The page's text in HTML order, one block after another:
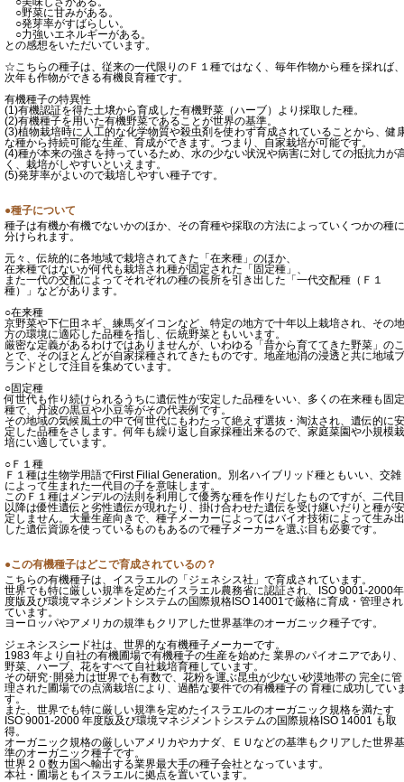
○野菜に甘みがある。
○発芽率がすばらしい。
○力強いエネルギーがある。
との感想をいただいています。
☆こちらの種子は、従来の一代限りのＦ１種ではなく、毎年作物から種を採れば、
次年も作物ができる有機良育種です。
有機種子の特異性
(1)有機認証を得た土壌から育成した有機野菜（ハーブ）より採取した種。
(2)有機種子を用いた有機野菜であることが世界の基準。
(3)植物栽培時に人工的な化学物質や殺虫剤を使わず育成されていることから、健
な種から持続可能な生産、育成ができます。つまり、自家栽培が可能です。
(4)種が本来の強さを持っているため、水の少ない状況や病害に対しての抵抗力が
く、栽培がしやすいといえます。
(5)発芽率がよいので栽培しやすい種子です。
●種子について
種子は有機か有機でないかのほか、その育種や採取の方法によっていくつかの種に
分けられます。
元々、伝統的に各地域で栽培されてきた「在来種」のほか、
在来種ではないが何代も栽培され種が固定された「固定種」、
また一代の交配によってそれぞれの種の長所を引き出した「一代交配種（Ｆ１
種）」などがあります。
○在来種
京野菜や下仁田ネギ、練馬ダイコンなど、特定の地方で十年以上栽培され、その地
方の環境に適応した品種を指し、伝統野菜ともいいます。
厳密な定義があるわけではありませんが、いわゆる「昔から育ててきた野菜」のこ
とで、そのほとんどが自家採種されてきたものです。地産地消の浸透と共に地域ブ
ランドとして注目を集めています。
○固定種
何世代も作り続けられるうちに遺伝性が安定した品種をいい、多くの在来種も固定
種で、丹波の黒豆や小豆等がその代表例です。
その地域の気候風土の中で何世代にもわたって絶えず選抜・淘汰され、遺伝的に安
定した品種をさします。何年も繰り返し自家採種出来るので、家庭菜園や小規模栽
培にい適しています。
○Ｆ１種
Ｆ１種は生物学用語でFirst Filial Generation。別名ハイブリッド種ともいい、交雑
によって生まれた一代目の子を意味します。
このＦ１種はメンデルの法則を利用して優秀な種を作りだしたものですが、二代目
以降は優性遺伝と劣性遺伝が現れたり、掛け合わせた遺伝を受け継いだりと種が安
定しません。大量生産向きで、種子メーカーによってはバイオ技術によって生み出
した遺伝資源を使っているものもあるので種子メーカーを選ぶ目も必要です。
●この有機種子はどこで育成されているの？
こちらの有機種子は、イスラエルの「ジェネシス社」で育成されています。
世界でも特に厳しい規準を定めたイスラエル農務省に認証され、ISO 9001-2000年
度版及び環境マネジメントシステムの国際規格ISO 14001で厳格に育成・管理され
ています。
ヨーロッパやアメリカの規準もクリアした世界基準のオーガニック種子です。
ジェネシスシード社は、世界的な有機種子メーカーです。
1983 年より自社の有機圃場で有機種子の生産を始めた 業界のパイオニアであり、
野菜、ハーブ、花をすべて自社栽培育種しています。
その研究･開発力は世界でも有数で、花粉を運ぶ昆虫が少ない砂漠地帯の 完全に管
理された圃場での点滴栽培により、過酷な要件での有機種子の 育種に成功してい
す。
また、世界でも特に厳しい規準を定めたイスラエルのオーガニック規格を満たす
ISO 9001-2000 年度版及び環境マネジメントシステムの国際規格ISO 14001 も取
得。
オーガニック規格の厳しいアメリカやカナダ、ＥＵなどの基準もクリアした世界基
準のオーガニック種子です。
世界２０数カ国へ輸出する業界最大手の種子会社となっています。
本社・圃場ともイスラエルに拠点を置いています。